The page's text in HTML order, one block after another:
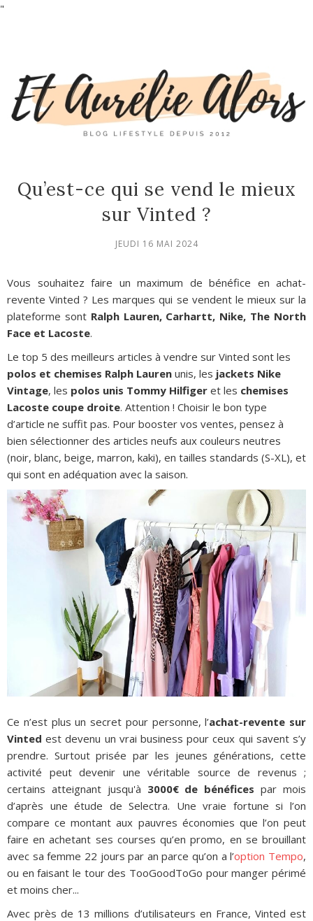
"
Qu’est-ce qui se vend le mieux
sur Vinted ?
JEUDI 16 MAI 2024
Vous souhaitez faire un maximum de bénéfice en achat-
revente Vinted ? Les marques qui se vendent le mieux sur la
plateforme sont Ralph Lauren, Carhartt, Nike, The North
Face et Lacoste.
Le top 5 des meilleurs articles à vendre sur Vinted sont les
polos et chemises Ralph Lauren unis, les jackets Nike
Vintage, les polos unis Tommy Hilfiger et les chemises
Lacoste coupe droite. Attention ! Choisir le bon type
d’article ne suffit pas. Pour booster vos ventes, pensez à
bien sélectionner des articles neufs aux couleurs neutres
(noir, blanc, beige, marron, kaki), en tailles standards (S-XL), et
qui sont en adéquation avec la saison.
Ce n’est plus un secret pour personne, l’achat-revente sur
Vinted est devenu un vrai business pour ceux qui savent s’y
prendre. Surtout prisée par les jeunes générations, cette
activité peut devenir une véritable source de revenus ;
certains atteignant jusqu'à 3000€ de bénéfices par mois
d’après une étude de Selectra. Une vraie fortune si l’on
compare ce montant aux pauvres économies que l’on peut
faire en achetant ses courses qu’en promo, en se brouillant
avec sa femme 22 jours par an parce qu’on a l’option Tempo,
ou en faisant le tour des TooGoodToGo pour manger périmé
et moins cher...
Avec près de 13 millions d’utilisateurs en France, Vinted est